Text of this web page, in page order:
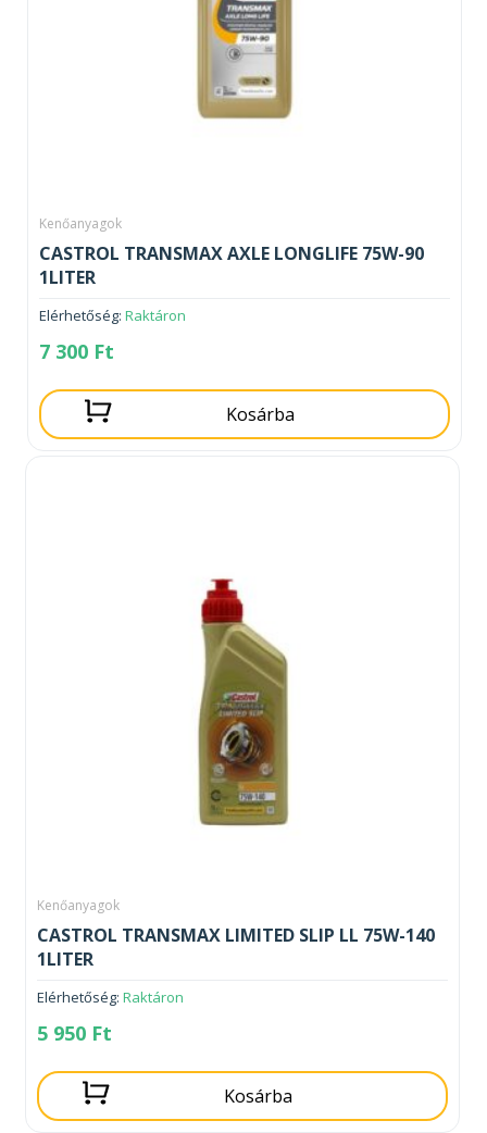
Kenőanyagok
CASTROL TRANSMAX AXLE LONGLIFE 75W-90
1LITER
Elérhetőség: Raktáron
7 300 Ft
Kosárba
Kenőanyagok
CASTROL TRANSMAX LIMITED SLIP LL 75W-140
1LITER
Elérhetőség: Raktáron
5 950 Ft
Kosárba